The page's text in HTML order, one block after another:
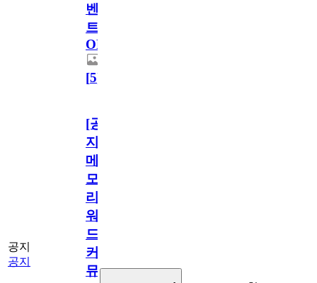
벤
트
OPEN!
[5]
공지
공지
[공
지]
메
모
리
워
드
커
뮤